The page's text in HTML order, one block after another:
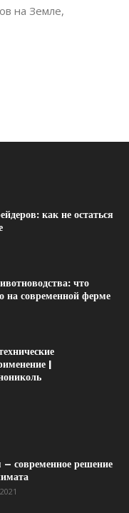
на Земле,
как не остаться
что
на современной ферме
|
современное решение